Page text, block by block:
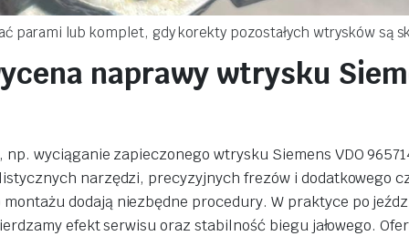
parami lub komplet, gdy korekty pozostałych wtrysków są
naprawy wtrysku
wyciąganie zapieczonego wtrysku Siemens VDO
narzędzi, precyzyjnych frezów i dodatkowego
dodają niezbędne procedury. W praktyce po
efekt serwisu oraz stabilność biegu jałowego.